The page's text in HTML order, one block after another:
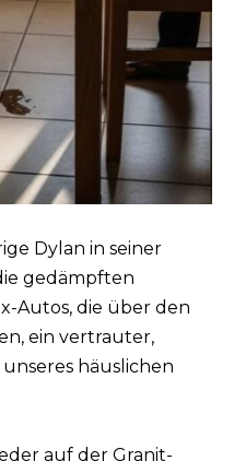
Dylan in seiner
gedämpften
Autos, die über den
ein vertrauter,
häuslichen
auf der Granit-